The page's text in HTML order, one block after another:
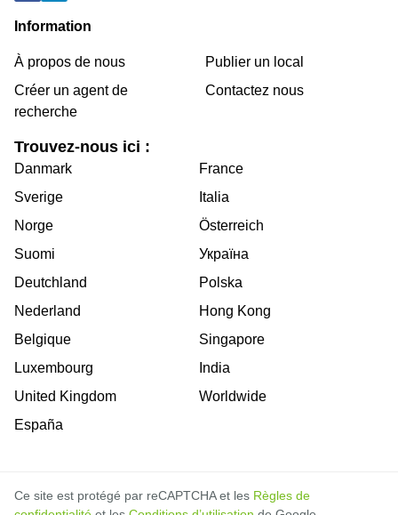
Information
À propos de nous
Créer un agent de
recherche
Publier un local
Contactez nous
Trouvez-nous ici :
Danmark
Sverige
Norge
Suomi
Deutchland
Nederland
Belgique
Luxembourg
United Kingdom
España
France
Italia
Österreich
Україна
Polska
Hong Kong
Singapore
India
Worldwide
Ce site est protégé par reCAPTCHA et les Règles de